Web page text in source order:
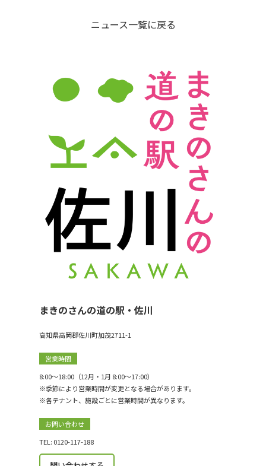
ニュース一覧に戻る
まきのさんの道の駅・佐川
高知県高岡郡佐川町加茂2711-1
営業時間
8:00〜18:00（12月・1月 8:00〜17:00）
※季節により営業時間が変更となる場合があります。
※各テナント、施設ごとに営業時間が異なります。
お問い合わせ
TEL: 0120-117-188